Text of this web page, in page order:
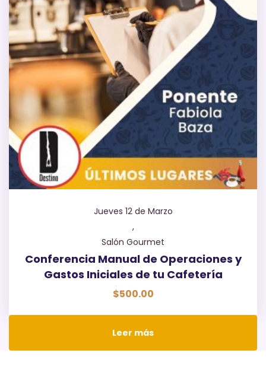
Jueves 12 de Marzo
,
Salón Gourmet
Conferencia Manual de Operaciones y
Gastos Iniciales de tu Cafetería
$500.00
Leer más